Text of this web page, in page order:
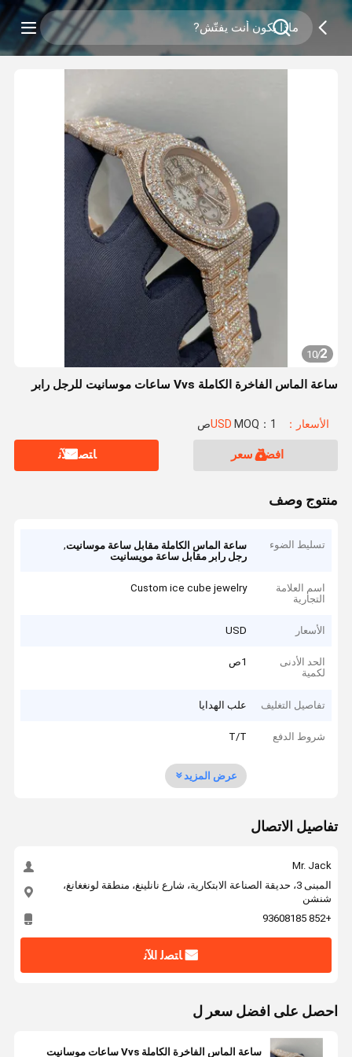
2
/
10
ساعة الماس الفاخرة الكاملة Vvs ساعات موسانيت للرجل رابر
الأسعار：USD MOQ：1ص
افضل سعر ﺎﺘﺼﻟ ﺍﻶﻧ
منتوج وصف
تسليط الضوء ساعة الماس الكاملة مقابل ساعة موسانيت,
رجل رابر مقابل ساعة مويسانيت
اسم العلامة
التجارية
Custom ice cube jewelry
الأسعار USD
الحد الأدنى
لكمية
1ص
تفاصيل التغليف علب الهدايا
شروط الدفع T/T
عرض المزيد
تفاصيل الاتصال
Mr. Jack
المبنى 3، حديقة الصناعة الابتكارية، شارع نانلينغ، منطقة لونغغانغ،
شنشن
+852 93608185
ﺎﺘﺼﻟ ﺍﻶﻧ
احصل على افضل سعر ل
ساعة الماس الفاخرة الكاملة Vvs ساعات موسانيت